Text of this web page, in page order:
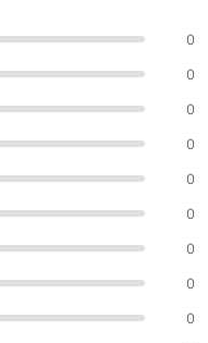
0
0
0
0
0
0
0
0
0